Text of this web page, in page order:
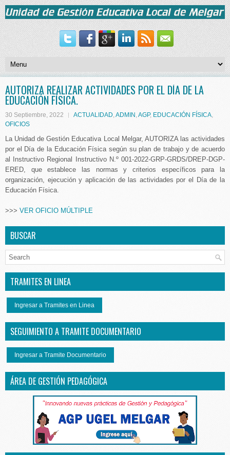
AUTORIZA REALIZAR ACTIVIDADES POR EL DÍA DE LA
EDUCACIÓN FÍSICA.
30 Septiembre, 2022 ACTUALIDAD,ADMIN ,AGP, EDUCACIÓN FÍSICA,
OFICIOS
La Unidad de Gestión Educativa Local Melgar, AUTORIZA las actividades
por el Día de la Educación Física según su plan de trabajo y de acuerdo
al Instructivo Regional Instructivo N.º 001-2022-GRP-GRDS/DREP-DGP-
ERED, que establece las normas y criterios específicos para la
organización, ejecución y aplicación de las actividades por el Día de la
Educación Física.
>>> VER OFICIO MÚLTIPLE
BUSCAR
TRAMITES EN LINEA
Ingresar a Tramites en Linea
SEGUIMIENTO A TRAMITE DOCUMENTARIO
Ingresar a Tramite Documentario
ÁREA DE GESTIÓN PEDAGÓGICA